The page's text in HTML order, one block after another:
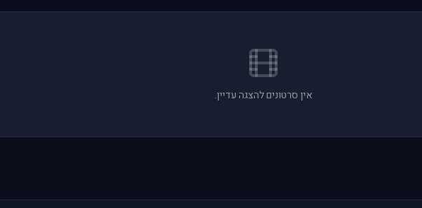
אין סרטונים להצגה עדיין.